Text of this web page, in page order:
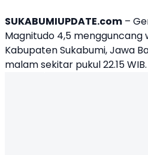
SUKABUMIUPDATE.com –
Magnitudo 4,5 mengguncang
Kabupaten Sukabumi, Jawa
malam sekitar pukul 22.15 WIB.